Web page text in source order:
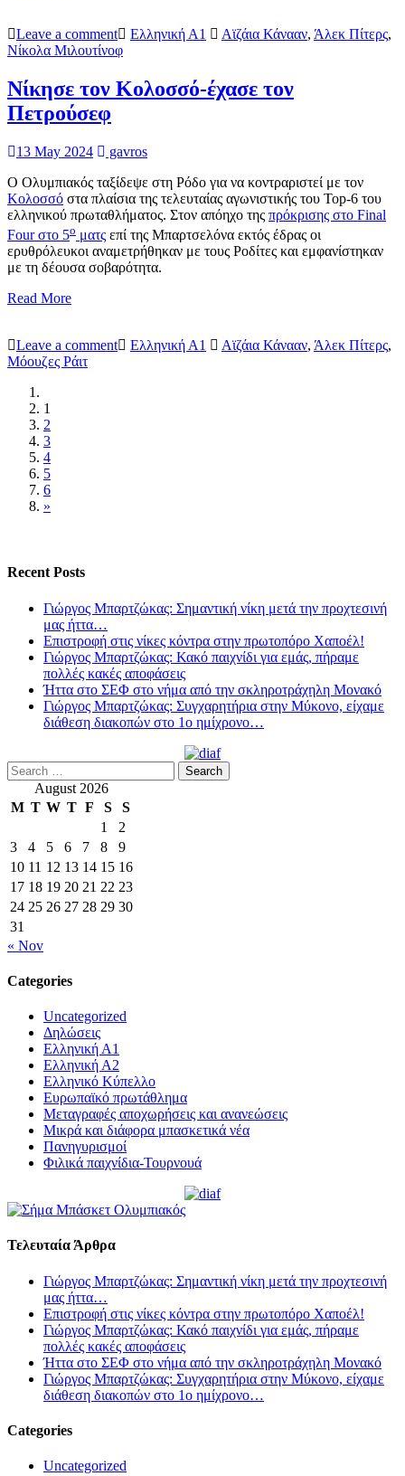
Leave a comment Ελληνική Α1 Αϊζάια Κάνααν, Άλεκ Πίτερς,
Νίκολα Μιλουτίνοφ
Νίκησε τον Κολοσσό-έχασε τον
Πετρούσεφ
13 May 2024
gavros
Ο Ολυμπιακός ταξίδεψε στη Ρόδο για να κοντραριστεί με τον
Κολοσσό στα πλαίσια της τελευταίας αγωνιστικής του Top-6 του
ελληνικού πρωταθλήματος. Στον απόηχο της πρόκρισης στο Final
Four στο 5ο ματς επί της Μπαρτσελόνα εκτός έδρας οι
ερυθρόλευκοι αναμετρήθηκαν με τους Ροδίτες και εμφανίστηκαν
με τη δέουσα σοβαρότητα.
Read More
Leave a comment Ελληνική Α1 Αϊζάια Κάνααν, Άλεκ Πίτερς,
Μόουζες Ράιτ
1
2
3
4
5
6
»
Recent Posts
Γιώργος Μπαρτζώκας: Σημαντική νίκη μετά την προχτεσινή
μας ήττα…
Επιστροφή στις νίκες κόντρα στην πρωτοπόρο Χαποέλ!
Γιώργος Μπαρτζώκας: Κακό παιχνίδι για εμάς, πήραμε
πολλές κακές αποφάσεις
Ήττα στο ΣΕΦ στο νήμα από την σκληροτράχηλη Μονακό
Γιώργος Μπαρτζώκας: Συγχαρητήρια στην Μύκονο, είχαμε
διάθεση διακοπών στο 1ο ημίχρονο…
Search
for: August 2026
M T W T F S
S
1
2
3
4 5 6 7 8
9
10 11 12 13 14 15 16
17 18 19 20 21 22 23
24 25 26 27 28 29 30
31
« Nov
Categories
Uncategorized
Δηλώσεις
Ελληνική Α1
Ελληνική Α2
Ελληνικό Κύπελλο
Ευρωπαϊκό πρωτάθλημα
Μεταγραφές αποχωρήσεις και ανανεώσεις
Μικρά και διάφορα μπασκετικά νέα
Πανηγυρισμοί
Φιλικά παιχνίδια-Τουρνουά
Τελευταία Άρθρα
Γιώργος Μπαρτζώκας: Σημαντική νίκη μετά την προχτεσινή
μας ήττα…
Επιστροφή στις νίκες κόντρα στην πρωτοπόρο Χαποέλ!
Γιώργος Μπαρτζώκας: Κακό παιχνίδι για εμάς, πήραμε
πολλές κακές αποφάσεις
Ήττα στο ΣΕΦ στο νήμα από την σκληροτράχηλη Μονακό
Γιώργος Μπαρτζώκας: Συγχαρητήρια στην Μύκονο, είχαμε
διάθεση διακοπών στο 1ο ημίχρονο…
Categories
Uncategorized